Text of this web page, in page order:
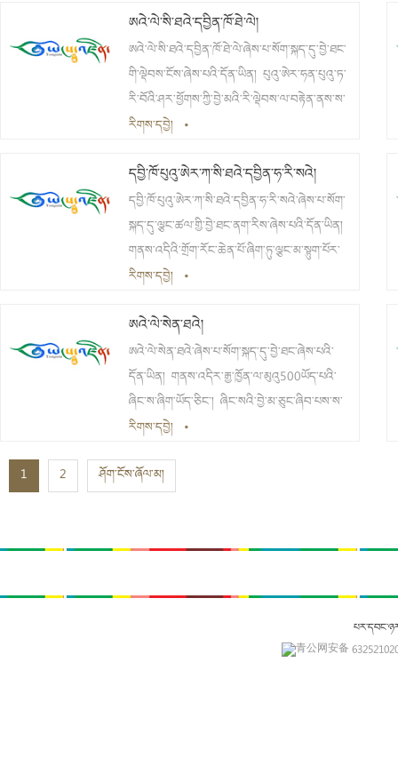
གྱུར་པའི་བཤད་སྲོལ་ཡོད་ཅིང་། དེའི་རྗེས་ས་དེའི་འབྲོག་
དམངས་ཀྱིས་འདིར་ལ་བཙས་བསྟད་པས་ས་མིང་ལ་དེ་
ལྟར་ཐོགས། གྲོང་རྡལ་མ་བཙུགས་སྔོན་གྱི་འཛོམས་རྒྱལ་
ཡུལ་ཚོའི་བྱང་ཕྱོགས་ཀྱི་སྤྱི་ལེ20ཡས་མས་ཀྱི་མཚམས་
སུ་ཡོད།
ཨའེ་ལེ་སི་ཐའེ་དབྱིན་ཁོ་ཐེ་ལེ།
ཨའེ་ལེ་སི་ཐའེ་དབྱིན་ཁོ་ཐེ་ལེ་ཞེས་པ་སོག་སྐད་དུ་བྱེ་ཐང་
གི་ལྡེབས་ངོས་ཞེས་པའི་དོན་ཡིན། པུའུ་ཨེར་ཧན་པུའུ་ཏ་
རི་བོའི་ཤར་ཕྱོགས་ཀྱི་བྱེ་མའི་རི་ལྡེབས་ལ་བརྟེན་ནས་ས་
མིང་ལ་དེ་ལྟར་ཐོགས། མཚོ་འཕགས་སྨི4200ཡོད།
ཕྱོགས་ཀྱི་སྤྱི་ལེ88ཡས་མས་ཀྱི་མཚམས་སུ་ཡོད།
རིགས་དབྱེ། •
དབྱི་ཁོ་པུའུ་ཨེར་ཀ་སི་ཐའེ་དབྱིན་ཧ་རི་སའེ།
དབྱི་ཁོ་པུའུ་ཨེར་ཀ་སི་ཐའེ་དབྱིན་ཧ་རི་སའེ་ཞེས་པ་སོག་
སྐད་དུ་ལྕང་ཚལ་གྱི་བྱེ་ཐང་ནག་རིས་ཞེས་པའི་དོན་ཡིན།
གནས་འདིའི་གྲོག་རོང་ཆེན་པོ་ཞིག་ཏུ་ལྕང་མ་སྟུག་པོར་
སྐྱེས་ཡོད་ཅིང་། གྲམ་པའི་ས་མདོག་ནག་ཤས་ཆེ་བས་ས་
ཞིང་རྒྱལ་ཡུལ་ཚོའི་ལྷོ་ཕྱོགས་ཀྱི་སྤྱི་ལེ16ཡས་མས་ཀྱི་
མཚམས་སུ་ཡོད།
རིགས་དབྱེ། •
ཨའེ་ལེ་སེན་ཐའེ།
ཨའེ་ལེ་སེན་ཐའེ་ཞེས་པ་སོག་སྐད་དུ་བྱེ་ཐང་ཞེས་པའི་
དོན་ཡིན། གནས་འདིར་རྒྱ་ཁྱོན་ལ་མུའུ500ཡོད་པའི་
ཞིང་ས་ཞིག་ཡོད་ཅིང་། ཞིང་སའི་བྱེ་མ་ཅུང་ཞིབ་པས་ས་
མིང་ལ་དེ་ལྟར་ཐོགས། འབའ་ལུང་ཡུལ་ཚོའི་ལྷོ་ཕྱོགས་
རིགས་དབྱེ། •
1 2 ཤོག་ངོས་ཞོལ་མ།
青公网安备